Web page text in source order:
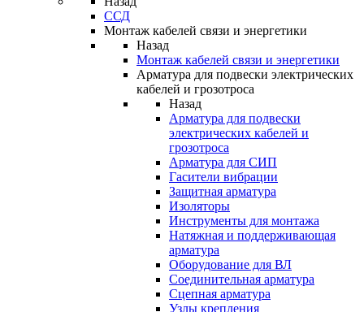
ССД
Монтаж кабелей связи и энергетики
Назад
Монтаж кабелей связи и энергетики
Арматура для подвески электрических
кабелей и грозотроса
Назад
Арматура для подвески
электрических кабелей и
грозотроса
Арматура для СИП
Гасители вибрации
Защитная арматура
Изоляторы
Инструменты для монтажа
Натяжная и поддерживающая
арматура
Оборудование для ВЛ
Соединительная арматура
Сцепная арматура
Узлы крепления